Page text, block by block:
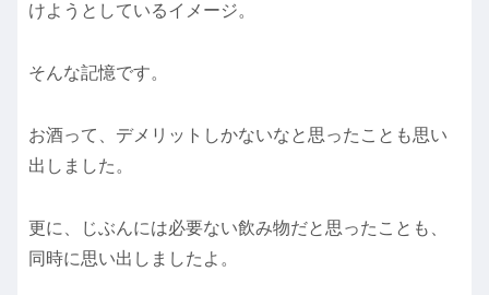
けようとしているイメージ。
そんな記憶です。
お酒って、デメリットしかないなと思ったことも思い
出しました。
更に、じぶんには必要ない飲み物だと思ったことも、
同時に思い出しましたよ。